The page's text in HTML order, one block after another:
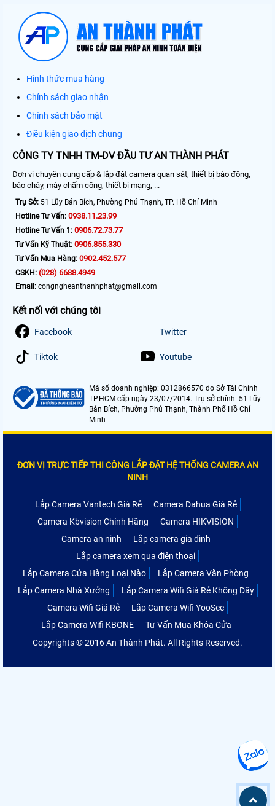
Hình thức mua hàng
Chính sách giao nhận
Chính sách bảo mật
Điều kiện giao dịch chung
CÔNG TY TNHH TM-DV ĐẦU TƯ AN THÀNH PHÁT
Đơn vị chuyên cung cấp & lắp đặt camera quan sát, thiết bị báo động,
báo cháy, máy chấm công, thiết bị mạng, ...
Trụ Sở: 51 Lũy Bán Bích, Phường Phú Thạnh, TP. Hồ Chí Minh
Hotline Tư Vấn: 0938.11.23.99
Hotline Tư Vấn 1: 0906.72.73.77
Tư Vấn Kỹ Thuật: 0906.855.330
Tư Vấn Mua Hàng: 0902.452.577
CSKH: (028) 6688.4949
Email: congngheanthanhphat@gmail.com
Kết nối với chúng tôi
Facebook Twitter
Tiktok Youtube
Mã số doanh nghiệp: 0312866570 do Sở Tài Chính
TP.HCM cấp ngày 23/07/2014. Trụ sở chính: 51 Lũy
Bán Bích, Phường Phú Thạnh, Thành Phố Hồ Chí
Minh
ĐƠN VỊ TRỰC TIẾP THI CÔNG LẮP ĐẶT HỆ THỐNG CAMERA AN
NINH
Lắp Camera Vantech Giá Rẻ
Camera Dahua Giá Rẻ
Camera Kbvision Chính Hãng
Camera HIKVISION
Camera an ninh
Lắp camera gia đình
Lắp camera xem qua điện thoại
Lắp Camera Cửa Hàng Loại Nào
Lắp Camera Văn Phòng
Lắp Camera Nhà Xưởng
Lắp Camera Wifi Giá Rẻ Không Dây
Camera Wifi Giá Rẻ
Lắp Camera Wifi YooSee
Lắp Camera Wifi KBONE
Tư Vấn Mua Khóa Cửa
Copyrights © 2016 An Thành Phát. All Rights Reserved.